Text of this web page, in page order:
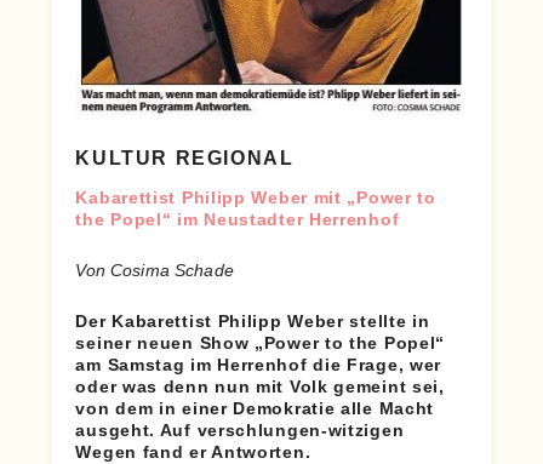
KULTUR REGIONAL
Kabarettist Philipp Weber mit „Power to
the Popel“ im Neustadter Herrenhof
Von Cosima Schade
Der Kabarettist Philipp Weber stellte in
seiner neuen Show „Power to the Popel“
am Samstag im Herrenhof die Frage, wer
oder was denn nun mit Volk gemeint sei,
von dem in einer Demokratie alle Macht
ausgeht. Auf verschlungen-witzigen
Wegen fand er Antworten.